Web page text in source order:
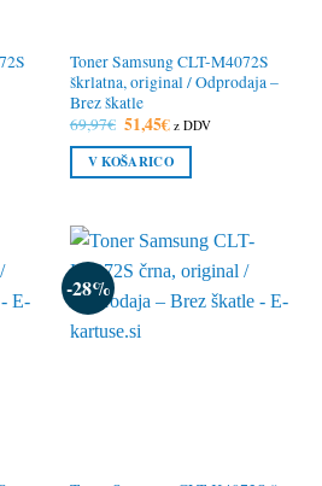
Toner Samsung CLT-M4072S
škrlatna, original / Odprodaja –
Brez škatle
69,97€ Izvirna
cena
je
bila:
69,97€.
51,45€Trenutna
cena
je:
51,45€.
z DDV
V KOŠARICO
-28%